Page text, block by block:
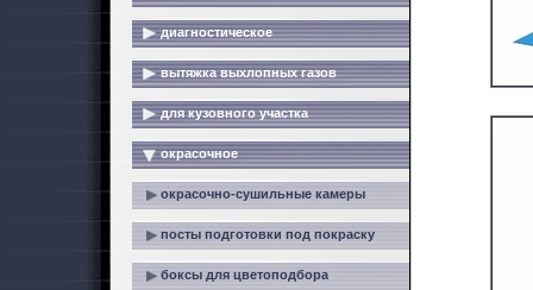
диагностическое
вытяжка выхлопных газов
для кузовного участка
окрасочное
окрасочно-сушильные камеры
посты подготовки под покраску
боксы для цветоподбора